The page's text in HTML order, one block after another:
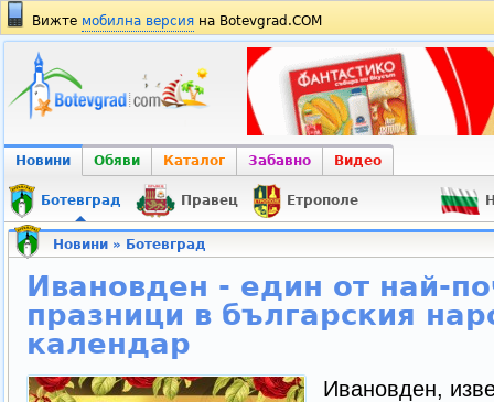
Вижте мобилна версия на Botevgrad.COM
Новини Обяви Каталог Забавно Видео
Ботевград Правец Етрополе
Новини» Ботевград
Ивановден - един от най-
празници в българския
календар
Ивановден,